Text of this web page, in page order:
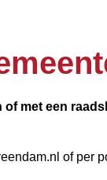
met een
of per